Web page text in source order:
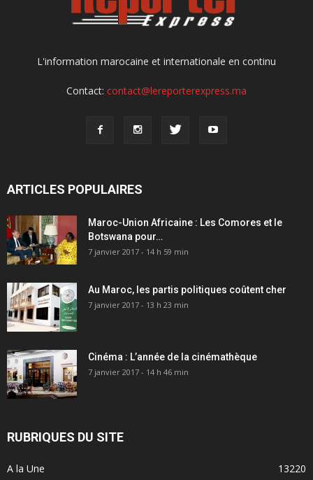
L'information marocaine et internationale en continu
Contact: contact@lereporterexpress.ma
ARTICLES POPULAIRES
Maroc-Union Africaine : Les Comores et le
Botswana pour…
7 janvier 2017 - 14 h 59 min
Au Maroc, les partis politiques coûtent cher
7 janvier 2017 - 13 h 23 min
Cinéma : L’année de la cinémathèque
7 janvier 2017 - 14 h 46 min
RUBRIQUES DU SITE
A la Une 13220